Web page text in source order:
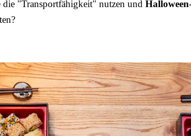
die "Transportfähigkeit" nutzen und